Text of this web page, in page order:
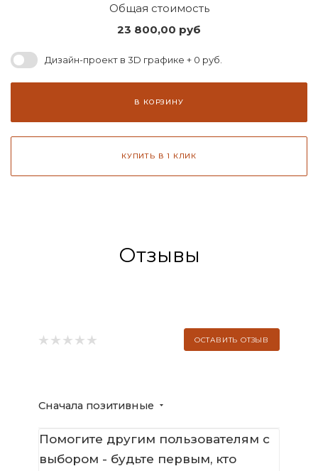
Общая стоимость
23 800,00 руб
Дизайн-проект в 3D графике + 0 руб.
В КОРЗИНУ
КУПИТЬ В 1 КЛИК
Отзывы
ОСТАВИТЬ ОТЗЫВ
Сначала позитивные
Помогите другим пользователям с
выбором - будьте первым, кто